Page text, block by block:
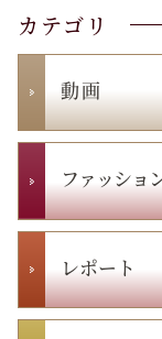
カテゴリ
動 画
ファッショ
レポート